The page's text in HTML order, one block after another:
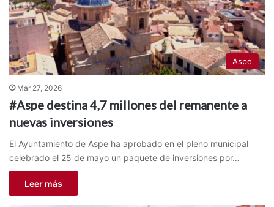
Aspe
Mar 27, 2026
#Aspe destina 4,7 millones del remanente a
nuevas inversiones
El Ayuntamiento de Aspe ha aprobado en el pleno municipal
celebrado el 25 de mayo un paquete de inversiones por…
Leer más